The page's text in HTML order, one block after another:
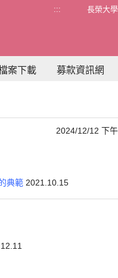
::: 長榮大學
案下載 募款資訊網
2024/12/12 下
典範2021.10.15